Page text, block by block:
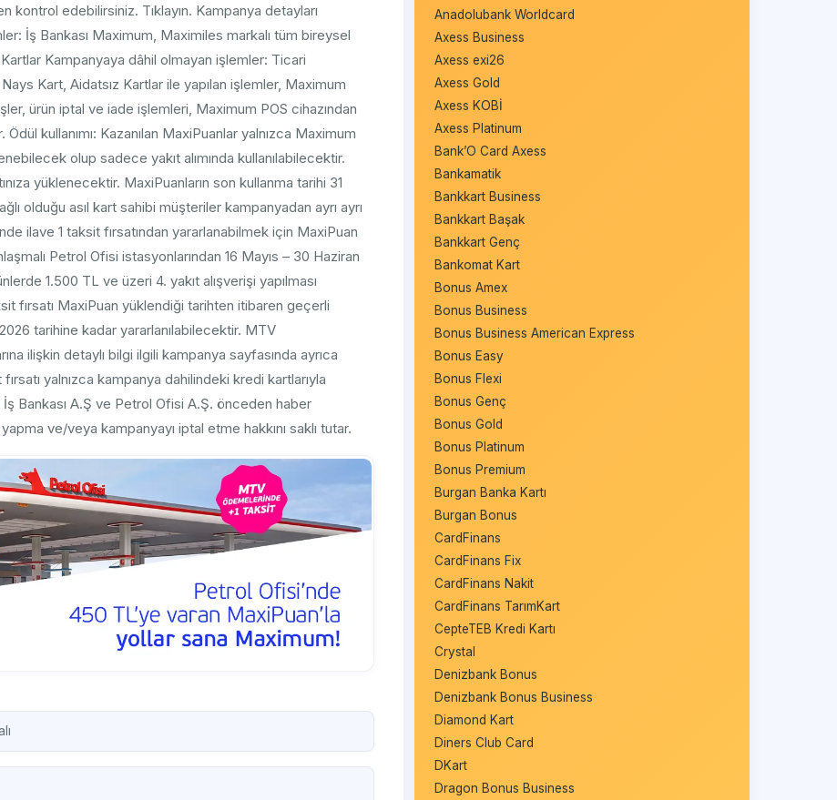
kontrol edebilirsiniz. Tıklayın. Kampanya detayları
İş Bankası Maximum, Maximiles markalı tüm bireysel
Kampanyaya dâhil olmayan işlemler: Ticari
Kart, Aidatsız Kartlar ile yapılan işlemler, Maximum
ürün iptal ve iade işlemleri, Maximum POS cihazından
kullanımı: Kazanılan MaxiPuanlar yalnızca Maximum
olup sadece yakıt alımında kullanılabilecektir.
yüklenecektir. MaxiPuanların son kullanma tarihi 31
olduğu asıl kart sahibi müşteriler kampanyadan ayrı ayrı
ilave 1 taksit fırsatından yararlanabilmek için MaxiPuan
Petrol Ofisi istasyonlarından 16 Mayıs – 30 Haziran
1.500 TL ve üzeri 4. yakıt alışverişi yapılması
fırsatı MaxiPuan yüklendiği tarihten itibaren geçerli
tarihine kadar yararlanılabilecektir. MTV
ilişkin detaylı bilgi ilgili kampanya sayfasında ayrıca
yalnızca kampanya dahilindeki kredi kartlarıyla
Bankası A.Ş ve Petrol Ofisi A.Ş. önceden haber
ve/veya kampanyayı iptal etme hakkını saklı tutar.
Anadolubank Worldcard
Axess Business
Axess exi26
Axess Gold
Axess KOBİ
Axess Platinum
Bank’O Card Axess
Bankamatik
Bankkart Business
Bankkart Başak
Bankkart Genç
Bankomat Kart
Bonus Amex
Bonus Business
Bonus Business American Express
Bonus Easy
Bonus Flexi
Bonus Genç
Bonus Gold
Bonus Platinum
Bonus Premium
Burgan Banka Kartı
Burgan Bonus
CardFinans
CardFinans Fix
CardFinans Nakit
CardFinans TarımKart
CepteTEB Kredi Kartı
Crystal
Denizbank Bonus
Denizbank Bonus Business
Diamond Kart
Diners Club Card
DKart
Dragon Bonus Business